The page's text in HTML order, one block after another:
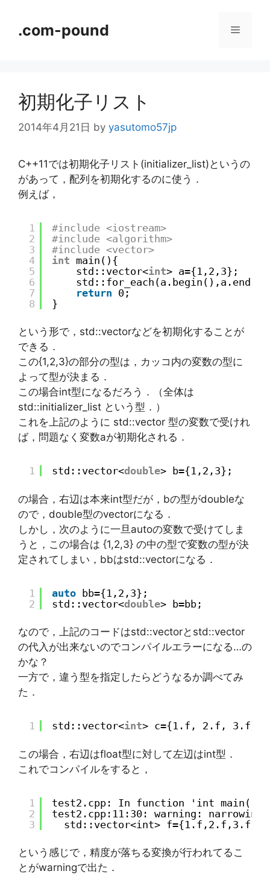
.com-pound メ
初期化子リスト
2014年4月21日 by yasutomo57jp
C++11では初期化子リスト(initializer_list)というの
があって，配列を初期化するのに使う．
例えば，
1
2
3
4
5
6
7
8
#include <iostream>
#include <algorithm>
#include <vector>
int main(){
std::vector<int> a={1,2,3};
return 0;
}
という形で，std::vectorなどを初期化することが
できる．
この{1,2,3}の部分の型は，カッコ内の変数の型に
よって型が決まる．
この場合int型になるだろう．（全体は
std::initializer_list という型．）
これを上記のように std::vector 型の変数で受けれ
ば，問題なく変数aが初期化される．
1 std::vector<double> b={1,2,3};
の場合，右辺は本来int型だが，bの型がdoubleな
ので，double型のvectorになる．
しかし，次のように一旦autoの変数で受けてしま
うと，この場合は {1,2,3} の中の型で変数の型が決
定されてしまい，bbはstd::vectorになる．
1
2
auto bb={1,2,3};
std::vector<double> b=bb;
なので，上記のコードはstd::vectorとstd::vector
の代入が出来ないのでコンパイルエラーになる…の
かな？
一方で，違う型を指定したらどうなるか調べてみ
た．
1 std::vector<int> c={1.f, 2.f, 3.f};
この場合，右辺はfloat型に対して左辺はint型．
これでコンパイルをすると，
1
2
3
test2.cpp: In function 'int main()':
test2.cpp:11:30: warning:
std::vector<int> f={1.f,2.f,3.f};
という感じで，精度が落ちる変換が行われてるこ
とがwarningで出た．